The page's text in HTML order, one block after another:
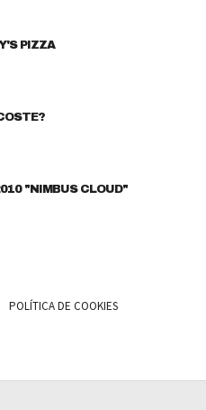
PIZZA
"NIMBUS CLOUD"
POLÍTICA DE COOKIES